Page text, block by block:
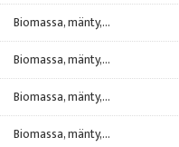
Biomassa, mänty,...
Biomassa, mänty,...
Biomassa, mänty,...
Biomassa, mänty,...